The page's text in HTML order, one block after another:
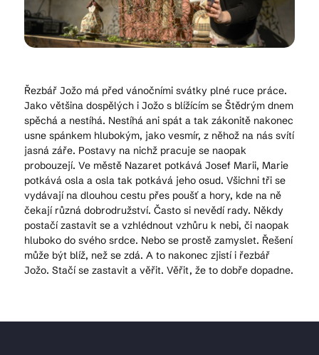
Kam vyrazit
© 2026 Brána Jihlavy
Řezbář Jožo má před vánočními svátky plné ruce práce.
Jako většina dospělých i Jožo s blížícím se Štědrým dnem
spěchá a nestíhá. Nestíhá ani spát a tak zákonitě nakonec
usne spánkem hlubokým, jako vesmír, z něhož na nás svítí
jasná záře. Postavy na nichž pracuje se naopak
probouzejí. Ve městě Nazaret potkává Josef Marii, Marie
potkává osla a osla tak potkává jeho osud. Všichni tři se
vydávají na dlouhou cestu přes poušť a hory, kde na ně
čekají různá dobrodružství. Často si nevědí rady. Někdy
postačí zastavit se a vzhlédnout vzhůru k nebi, či naopak
hluboko do svého srdce. Nebo se prostě zamyslet. Řešení
může být blíž, než se zdá. A to nakonec zjistí i řezbář
Jožo. Stačí se zastavit a věřit. Věřit, že to dobře dopadne.